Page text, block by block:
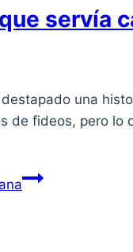
servía
una
fideos, pero lo